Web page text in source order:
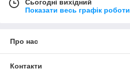
Сьогодні вихідний
Показати весь графік роботи
Про нас
Контакти